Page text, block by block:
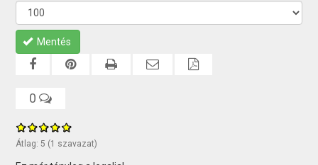
Mentés
0
Átlag: 5 (1 szavazat)